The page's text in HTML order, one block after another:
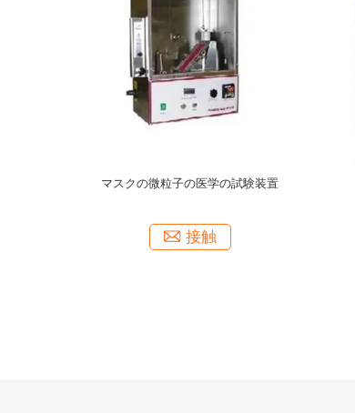
BFEの医学の試験装置の細菌のろ過効率のテス
接触